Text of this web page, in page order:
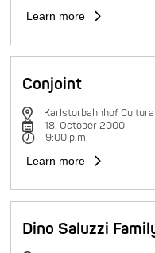
Learn more
Conjoint
Karlstorbahnhof
18. October 2000
9:00 p.m.
Learn more
Dino Saluzzi